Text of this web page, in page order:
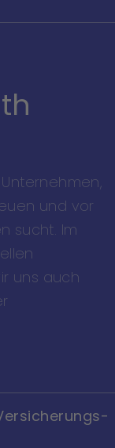
und vor
sucht. Im
uns auch